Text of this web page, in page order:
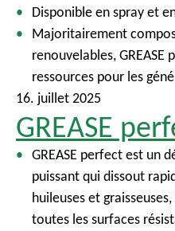
Disponible en spray et
Majoritairement
renouvelables, GREASE
ressources pour les
16. juillet 2025
GREASE
GREASE perfect est un
puissant qui dissout
huileuses et
toutes les surfaces